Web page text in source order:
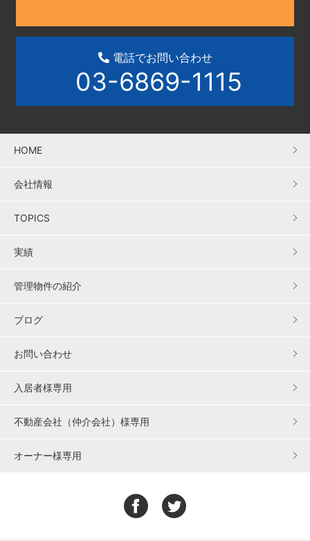
電話でお問い合わせ
03-6869-1115
HOME
会社情報
TOPICS
実績
管理物件の紹介
ブログ
お問い合わせ
入居者様専用
不動産会社（仲介会社）様専用
オーナー様専用